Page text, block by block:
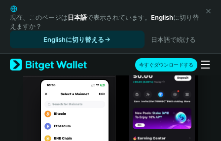
English
日本語
Tiếng Việt
Español (Latinoamérica)
Türkçe
Italiano
Português (Portugal)
現在、このページは日本語で表示されています。 Englishに切り替
えますか？
Englishに切り替える
日本語で続ける
今すぐダウンロードする